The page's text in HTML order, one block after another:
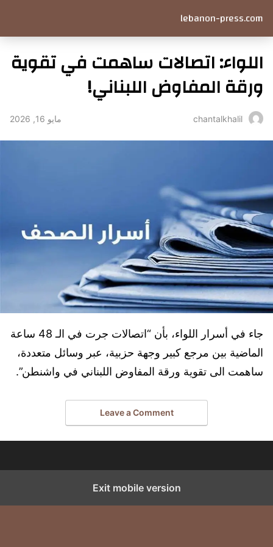
lebanon-press.com
اللواء: اتصالات ساهمت في تقوية
ورقة المفاوض اللبناني!
chantalkhalil مايو 16, 2026
جاء في أسرار اللواء، بأن “اتصالات جرت في الـ 48 ساعة
الماضية بين مرجع كبير وجهة حزبية، عبر وسائل متعددة،
ساهمت الى تقوية ورقة المفاوض اللبناني في واشنطن”.
Leave a Comment
Exit mobile version